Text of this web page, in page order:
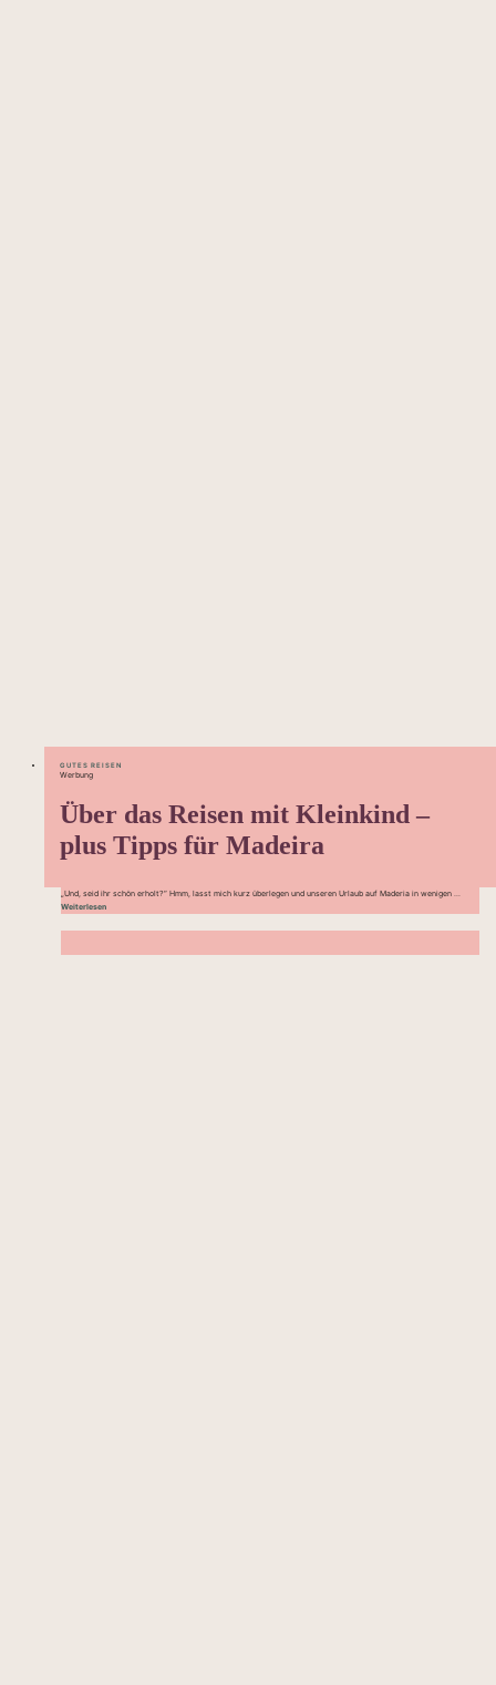
GUTES REISEN
Werbung
Über das Reisen mit Kleinkind –
plus Tipps für Madeira
„Und, seid ihr schön erholt?“ Hmm, lasst mich kurz überlegen und unseren Urlaub auf Maderia in wenigen ...
Weiterlesen